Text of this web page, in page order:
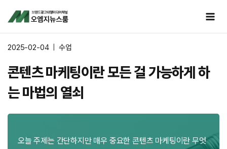
content
2025-02-04 수업
콘텐츠 마케팅이란 모든 걸 가능하게 하
는 마법의 열쇠
오늘 주제는 간단하지만 매우 중요한 콘텐츠 마케팅이란 무엇